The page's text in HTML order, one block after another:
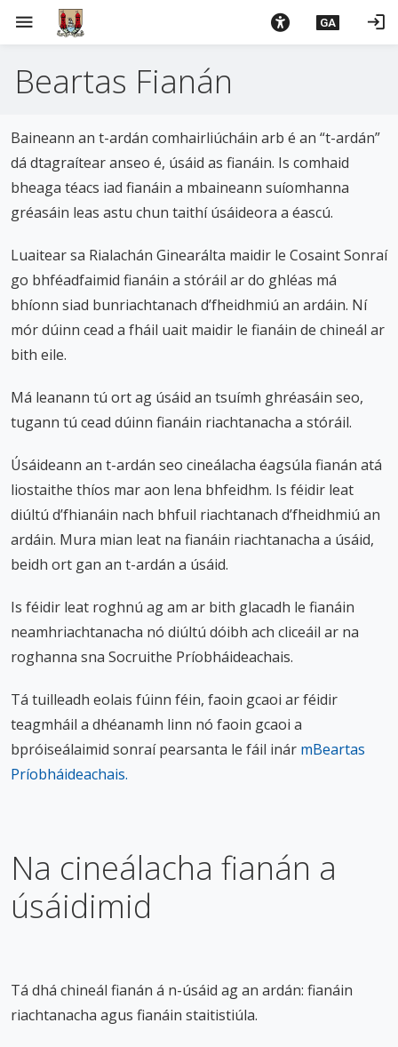
m
menu GA login
Beartas Fianán
Baineann an t-ardán comhairliúcháin arb é an “t-ardán”
dá dtagraítear anseo é, úsáid as fianáin. Is comhaid
bheaga téacs iad fianáin a mbaineann suíomhanna
gréasáin leas astu chun taithí úsáideora a éascú.
Luaitear sa Rialachán Ginearálta maidir le Cosaint Sonraí
go bhféadfaimid fianáin a stóráil ar do ghléas má
bhíonn siad bunriachtanach d’fheidhmiú an ardáin. Ní
mór dúinn cead a fháil uait maidir le fianáin de chineál ar
bith eile.
Má leanann tú ort ag úsáid an tsuímh ghréasáin seo,
tugann tú cead dúinn fianáin riachtanacha a stóráil.
Úsáideann an t-ardán seo cineálacha éagsúla fianán atá
liostaithe thíos mar aon lena bhfeidhm. Is féidir leat
diúltú d’fhianáin nach bhfuil riachtanach d’fheidhmiú an
ardáin. Mura mian leat na fianáin riachtanacha a úsáid,
beidh ort gan an t-ardán a úsáid.
Is féidir leat roghnú ag am ar bith glacadh le fianáin
neamhriachtanacha nó diúltú dóibh ach cliceáil ar na
roghanna sna Socruithe Príobháideachais.
Tá tuilleadh eolais fúinn féin, faoin gcaoi ar féidir
teagmháil a dhéanamh linn nó faoin gcaoi a
bpróiseálaimid sonraí pearsanta le fáil inár mBeartas
Príobháideachais.
Na cineálacha fianán a
úsáidimid
Tá dhá chineál fianán á n-úsáid ag an ardán: fianáin
riachtanacha agus fianáin staitistiúla.